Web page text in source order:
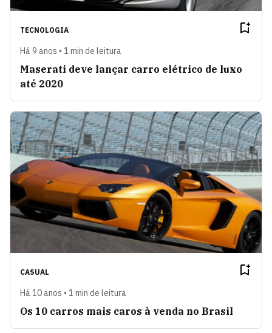
TECNOLOGIA
Há 9 anos • 1 min de leitura
Maserati deve lançar carro elétrico de luxo
até 2020
CASUAL
Há 10 anos • 1 min de leitura
Os 10 carros mais caros à venda no Brasil